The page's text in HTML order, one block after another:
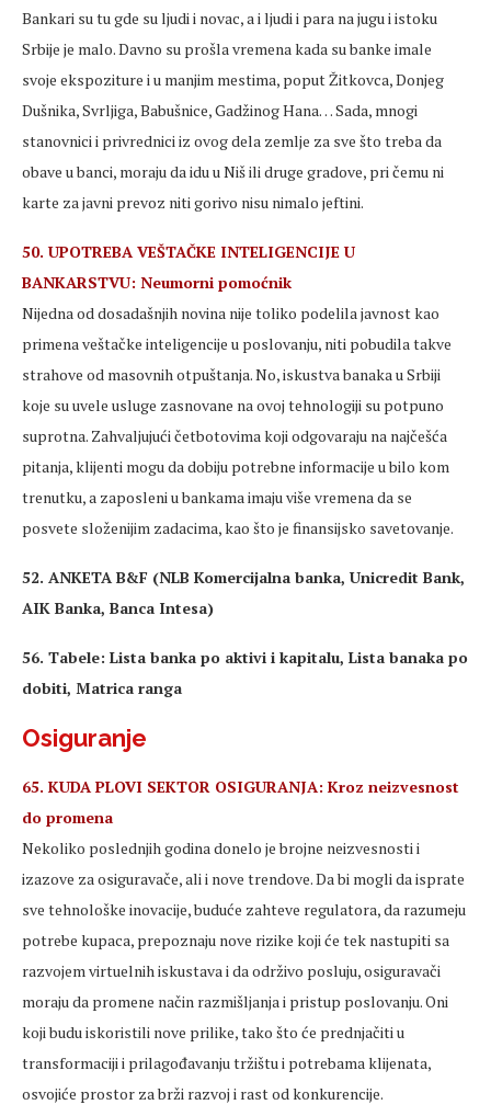
Bankari su tu gde su ljudi i novac, a i ljudi i para na jugu i istoku
Srbije je malo. Davno su prošla vremena kada su banke imale
svoje ekspoziture i u manjim mestima, poput Žitkovca, Donjeg
Dušnika, Svrljiga, Babušnice, Gadžinog Hana… Sada, mnogi
stanovnici i privrednici iz ovog dela zemlje za sve što treba da
obave u banci, moraju da idu u Niš ili druge gradove, pri čemu ni
karte za javni prevoz niti gorivo nisu nimalo jeftini.
50. UPOTREBA VEŠTAČKE INTELIGENCIJE U
BANKARSTVU: Neumorni pomoćnik
Nijedna od dosadašnjih novina nije toliko podelila javnost kao
primena veštačke inteligencije u poslovanju, niti pobudila takve
strahove od masovnih otpuštanja. No, iskustva banaka u Srbiji
koje su uvele usluge zasnovane na ovoj tehnologiji su potpuno
suprotna. Zahvaljujući četbotovima koji odgovaraju na najčešća
pitanja, klijenti mogu da dobiju potrebne informacije u bilo kom
trenutku, a zaposleni u bankama imaju više vremena da se
posvete složenijim zadacima, kao što je finansijsko savetovanje.
52. ANKETA B&F (NLB Komercijalna banka, Unicredit Bank,
AIK Banka, Banca Intesa)
56. Tabele: Lista banka po aktivi i kapitalu, Lista banaka po
dobiti, Matrica ranga
Osiguranje
65. KUDA PLOVI SEKTOR OSIGURANJA: Kroz neizvesnost
do promena
Nekoliko poslednjih godina donelo je brojne neizvesnosti i
izazove za osiguravače, ali i nove trendove. Da bi mogli da isprate
sve tehnološke inovacije, buduće zahteve regulatora, da razumeju
potrebe kupaca, prepoznaju nove rizike koji će tek nastupiti sa
razvojem virtuelnih iskustava i da održivo posluju, osiguravači
moraju da promene način razmišljanja i pristup poslovanju. Oni
koji budu iskoristili nove prilike, tako što će prednjačiti u
transformaciji i prilagođavanju tržištu i potrebama klijenata,
osvojiće prostor za brži razvoj i rast od konkurencije.